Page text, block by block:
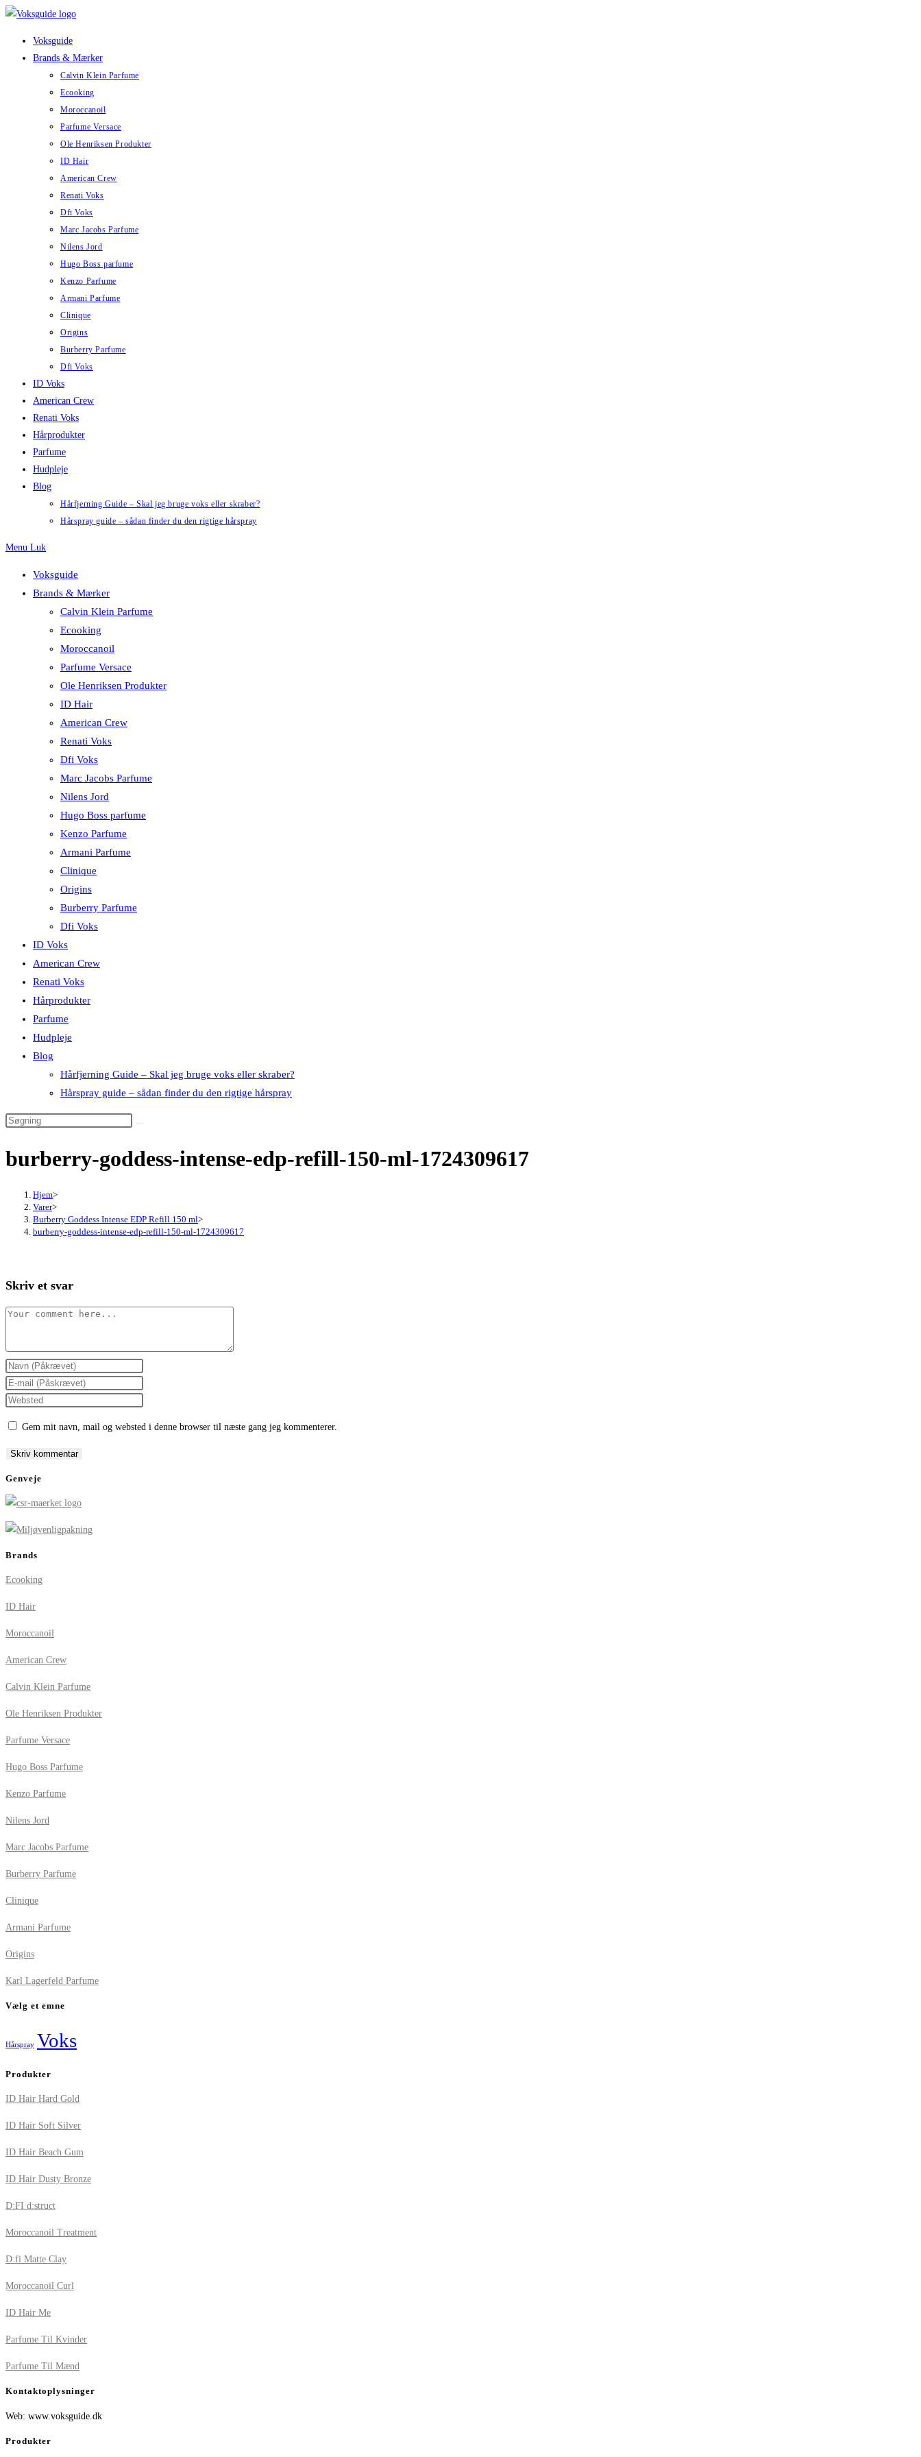
Skip
Voksguide
Brands & Mærker
Calvin Klein Parfume
Ecooking
Moroccanoil
Parfume Versace
Ole Henriksen Produkter
ID Hair
American Crew
Renati Voks
Dfi Voks
Marc Jacobs Parfume
Nilens Jord
Hugo Boss parfume
Kenzo Parfume
Armani Parfume
Clinique
Origins
Burberry Parfume
Dfi Voks
ID Voks
American Crew
Renati Voks
Hårprodukter
Parfume
Hudpleje
Blog
Hårfjerning Guide – Skal jeg bruge voks eller skraber?
Hårspray guide – sådan finder du den rigtige hårspray
Menu Luk
Voksguide
Brands & Mærker
Calvin Klein Parfume
Ecooking
Moroccanoil
Parfume Versace
Ole Henriksen Produkter
ID Hair
American Crew
Renati Voks
Dfi Voks
Marc Jacobs Parfume
Nilens Jord
Hugo Boss parfume
Kenzo Parfume
Armani Parfume
Clinique
Origins
Burberry Parfume
Dfi Voks
ID Voks
American Crew
Renati Voks
Hårprodukter
Parfume
Hudpleje
Blog
Hårfjerning Guide – Skal jeg bruge voks eller skraber?
Hårspray guide – sådan finder du den rigtige hårspray
burberry-goddess-intense-edp-refill-150-ml-1724309617
Hjem>
Varer>
Burberry Goddess Intense EDP Refill 150 ml>
burberry-goddess-intense-edp-refill-150-ml-1724309617
Skriv et svar
Comment
Enter
your
name
to
Enter
your
to
Enter
URL
Gem mit navn, mail og websted i denne browser til næste gang jeg kommenterer.
Genveje
Brands
Ecooking
ID Hair
Moroccanoil
American Crew
Calvin Klein Parfume
Ole Henriksen Produkter
Parfume Versace
Hugo Boss Parfume
Kenzo Parfume
Nilens Jord
Marc Jacobs Parfume
Burberry Parfume
Clinique
Armani Parfume
Origins
Karl Lagerfeld Parfume
Vælg et emne
Hårspray Voks
Produkter
ID Hair Hard Gold
ID Hair Soft Silver
ID Hair Beach Gum
ID Hair Dusty Bronze
D:FI d:struct
Moroccanoil Treatment
D:fi Matte Clay
Moroccanoil Curl
ID Hair Me
Parfume Til Kvinder
Parfume Til Mænd
Kontaktoplysninger
Web: www.voksguide.dk
Produkter